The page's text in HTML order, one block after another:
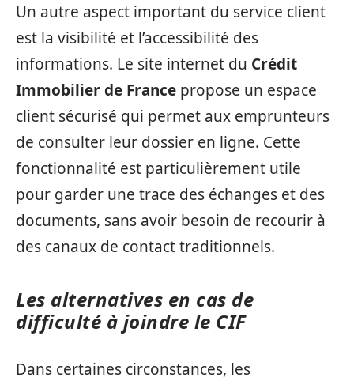
Un autre aspect important du service client
est la visibilité et l’accessibilité des
informations. Le site internet du Crédit
Immobilier de France propose un espace
client sécurisé qui permet aux emprunteurs
de consulter leur dossier en ligne. Cette
fonctionnalité est particulièrement utile
pour garder une trace des échanges et des
documents, sans avoir besoin de recourir à
des canaux de contact traditionnels.
Les alternatives en cas de
difficulté à joindre le CIF
Dans certaines circonstances, les